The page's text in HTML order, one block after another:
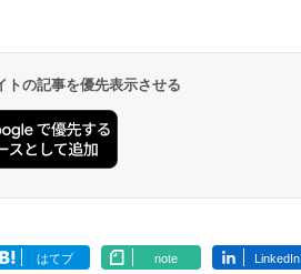
調整、色調
テリー、広
メタリック
レイ、色調調節ライ
ッテリー、広告無
し、ブラック (2025
年発売)
￥31,980
の記事を優先表示させる
はてブ note LinkedIn